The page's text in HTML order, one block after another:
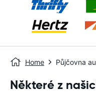
Home Půjčovna
Některé z